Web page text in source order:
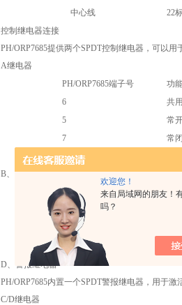
欢迎您！
来自局域网的朋友！
吗？
中心线
22
控制继电器连接
PH/ORP7685提供两个SPDT控制继电器，可以用
A继电器
PH/ORP7685端子号
功
6
共
5
常
7
常
B、继电器
PH/ORP7685端子号
功
9
8
10
常
D、警报继电器
PH/ORP7685内置一个SPDT警报继电器，用于激
C/D继电器